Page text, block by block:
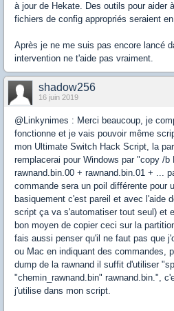
à jour de Hekate. Des outils pour aider
fichiers de config appropriés seraient
Après je ne me suis pas encore lancé
intervention ne t'aide pas vraiment.
shadow256
16 juin 2019
@Linkynimes : Merci beaucoup, je
fonctionne et je vais pouvoir même
mon Ultimate Switch Hack Script, la
remplacerai pour Windows par "copy /b
rawnand.bin.00 + rawnand.bin.01 + ...
commande sera un poil différente pour
basiquement c'est pareil et avec l'aide
script ça va s'automatiser tout seul) et
bon moyen de copier ceci sur la
fais aussi penser qu'il ne faut pas que
ou Mac en indiquant des commandes,
dump de la rawnand il suffit d'utiliser
"chemin_rawnand.bin" rawnand.bin.",
j'utilise dans mon script.